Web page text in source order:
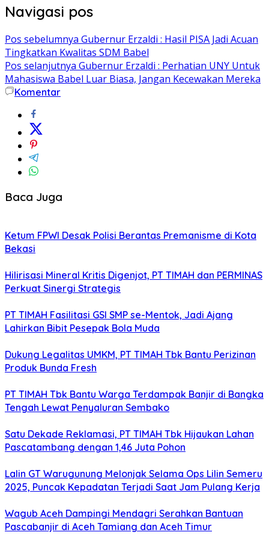
Navigasi pos
Pos sebelumnya Gubernur Erzaldi : Hasil PISA Jadi Acuan
Tingkatkan Kwalitas SDM Babel
Pos selanjutnya Gubernur Erzaldi : Perhatian UNY Untuk
Mahasiswa Babel Luar Biasa, Jangan Kecewakan Mereka
Komentar
Baca Juga
Ketum FPWI Desak Polisi Berantas Premanisme di Kota
Bekasi
Hilirisasi Mineral Kritis Digenjot, PT TIMAH dan PERMINAS
Perkuat Sinergi Strategis
PT TIMAH Fasilitasi GSI SMP se-Mentok, Jadi Ajang
Lahirkan Bibit Pesepak Bola Muda
Dukung Legalitas UMKM, PT TIMAH Tbk Bantu Perizinan
Produk Bunda Fresh
PT TIMAH Tbk Bantu Warga Terdampak Banjir di Bangka
Tengah Lewat Penyaluran Sembako
Satu Dekade Reklamasi, PT TIMAH Tbk Hijaukan Lahan
Pascatambang dengan 1,46 Juta Pohon
Lalin GT Warugunung Melonjak Selama Ops Lilin Semeru
2025, Puncak Kepadatan Terjadi Saat Jam Pulang Kerja
Wagub Aceh Dampingi Mendagri Serahkan Bantuan
Pascabanjir di Aceh Tamiang dan Aceh Timur